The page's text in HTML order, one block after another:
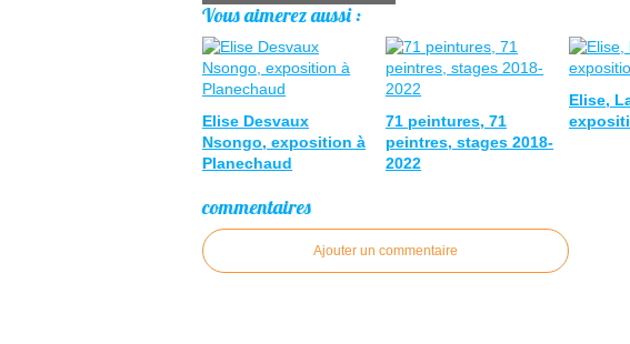
Vous aimerez aussi :
Elise Desvaux
Nsongo, exposition à
Planechaud
71 peintures, 71
peintres, stages 2018-
2022
Elise,
commentaires
Ajouter un commentaire